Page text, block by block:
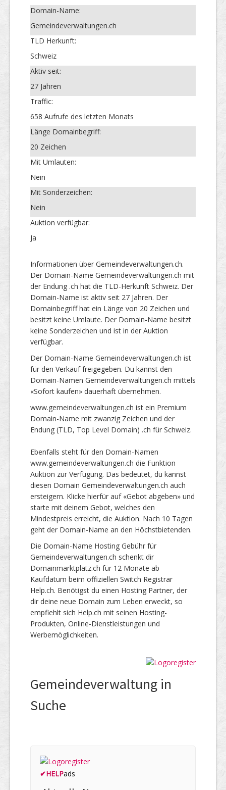
Domain-Name:
Gemeindeverwaltungen.ch
TLD Herkunft:
Schweiz
Aktiv seit:
27 Jahren
Traffic:
658 Aufrufe des letzten Monats
Länge Domainbegriff:
20 Zeichen
Mit Umlauten:
Nein
Mit Sonderzeichen:
Nein
Auktion verfügbar:
Ja
Informationen über Gemeindeverwaltungen.ch.
Der Domain-Name Gemeindeverwaltungen.ch mit
der Endung .ch hat die TLD-Herkunft Schweiz. Der
Domain-Name ist aktiv seit 27 Jahren. Der
Domainbegriff hat ein Länge von 20 Zeichen und
besitzt keine Umlaute. Der Domain-Name besitzt
keine Sonderzeichen und ist in der Auktion
verfügbar.
Der Domain-Name Gemeindeverwaltungen.ch ist
für den Verkauf freigegeben. Du kannst den
Domain-Namen Gemeindeverwaltungen.ch mittels
«Sofort kaufen» dauerhaft übernehmen.
www.gemeindeverwaltungen.ch ist ein Premium
Domain-Name mit zwanzig Zeichen und der
Endung (TLD, Top Level Domain) .ch für Schweiz.
Ebenfalls steht für den Domain-Namen
www.gemeindeverwaltungen.ch die Funktion
Auktion zur Verfügung. Das bedeutet, du kannst
diesen Domain Gemeindeverwaltungen.ch auch
ersteigern. Klicke hierfür auf «Gebot abgeben» und
starte mit deinem Gebot, welches den
Mindestpreis erreicht, die Auktion. Nach 10 Tagen
geht der Domain-Name an den Höchstbietenden.
Die Domain-Name Hosting Gebühr für
Gemeindeverwaltungen.ch schenkt dir
Domainmarktplatz.ch für 12 Monate ab
Kaufdatum beim offiziellen Switch Registrar
Help.ch. Benötigst du einen Hosting Partner, der
dir deine neue Domain zum Leben erweckt, so
empfiehlt sich Help.ch mit seinen Hosting-
Produkten, Online-Dienstleistungen und
Werbemöglichkeiten.
Gemeindeverwaltung in
Suche
✔HELPads